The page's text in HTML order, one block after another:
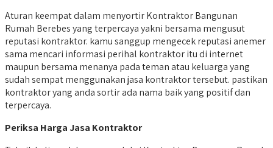
Aturan keempat dalam menyortir Kontraktor Bangunan
Rumah Berebes yang terpercaya yakni bersama mengusut
reputasi kontraktor. kamu sanggup mengecek reputasi anemer
sama mencari informasi perihal kontraktor itu di internet
maupun bersama menanya pada teman atau keluarga yang
sudah sempat menggunakan jasa kontraktor tersebut. pastikan
kontraktor yang anda sortir ada nama baik yang positif dan
terpercaya.
Periksa Harga Jasa Kontraktor